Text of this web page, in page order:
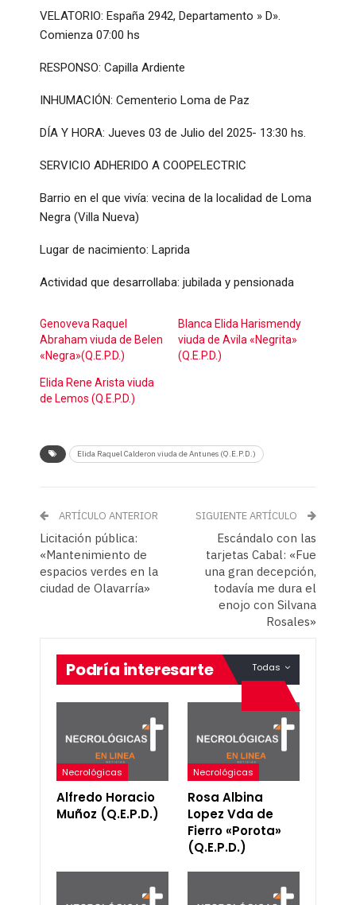
VELATORIO: España 2942, Departamento » D».
Comienza 07:00 hs
RESPONSO: Capilla Ardiente
INHUMACIÓN: Cementerio Loma de Paz
DÍA Y HORA: Jueves 03 de Julio del 2025- 13:30 hs.
SERVICIO ADHERIDO A COOPELECTRIC
Barrio en el que vivía: vecina de la localidad de Loma
Negra (Villa Nueva)
Lugar de nacimiento: Laprida
Actividad que desarrollaba: jubilada y pensionada
Genoveva Raquel
Abraham viuda de Belen
«Negra»(Q.E.P.D.)
Blanca Elida Harismendy
viuda de Avila «Negrita»
(Q.E.P.D.)
Elida Rene Arista viuda
de Lemos (Q.E.P.D.)
Elida Raquel Calderon viuda de Antunes (Q.E.P.D.)
ARTÍCULO ANTERIOR
Licitación pública:
«Mantenimiento de
espacios verdes en la
ciudad de Olavarría»
SIGUIENTE ARTÍCULO
Escándalo con las
tarjetas Cabal: «Fue
una gran decepción,
todavía me dura el
enojo con Silvana
Rosales»
Todas
Podría interesarte
Necrológicas
Alfredo Horacio
Muñoz (Q.E.P.D.)
Necrológicas
Rosa Albina
Lopez Vda de
Fierro «Porota»
(Q.E.P.D.)